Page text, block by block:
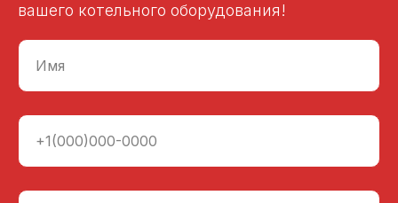
вашего котельного оборудования!
Имя
+1(000)000-0000